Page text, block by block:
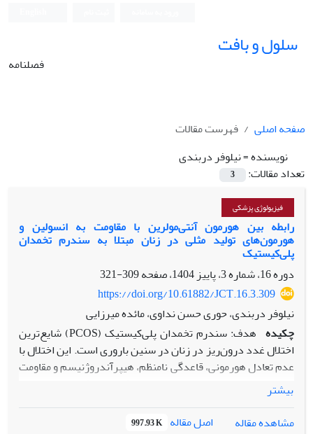
سلول و بافت
فصلنامه
صفحه اصلی
فهرست مقالات
نویسنده =نیلوفر دربندی
تعداد مقالات:
3
فیزیولوژی پزشکی
رابطه بین هورمون آنتی‌مولرین با مقاومت به انسولین و
هورمون‌های تولید مثلی در زنان مبتلا به سندرم تخمدان
پلی‌کیستیک
دوره 16، شماره 3، پاییز 1404، صفحه
309-321
https://doi.org/10.61882/JCT.16.3.309
نیلوفر دربندی، حوری حسن نداوی، مائده میرزایی
چکیده
هدف: سندرم تخمدان پلی‌کیستیک (PCOS) شایع‌ترین
اختلال غدد درون‌ریز در زنان در سنین باروری است‌. این اختلال با
عدم تعادل هورمونی، قاعدگی نامنظم، هیپرآندروژنیسم و مقاومت
به انسولین همراه است. در این مطالعه رابطه بین هورمون
آنتی‌مولرین با مقاومت به انسولین و هورمون‌های تولید مثلی در
زنان مبتلا به PCOS بررسی شد.
بیشتر
مشاهده مقاله
اصل مقاله 997.93 K